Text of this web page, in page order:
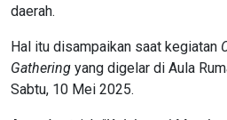
daerah.
Hal itu disampaikan saat kegiatan
Gathering yang digelar di Aula
Sabtu, 10 Mei 2025.